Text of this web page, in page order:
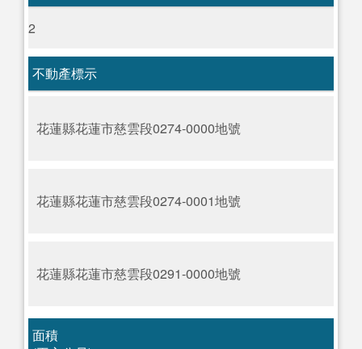
2
不動產標示
花蓮縣花蓮市慈雲段0274-0000地號
花蓮縣花蓮市慈雲段0274-0001地號
花蓮縣花蓮市慈雲段0291-0000地號
面積